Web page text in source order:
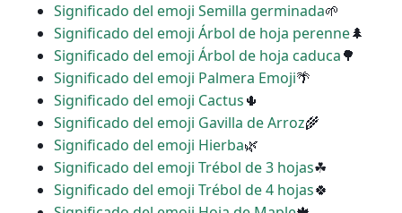
Significado del emoji Semilla germinada🌱
Significado del emoji Árbol de hoja perenne🌲
Significado del emoji Árbol de hoja caduca🌳
Significado del emoji Palmera Emoji🌴
Significado del emoji Cactus🌵
Significado del emoji Gavilla de Arroz🌾
Significado del emoji Hierba🌿
Significado del emoji Trébol de 3 hojas☘
Significado del emoji Trébol de 4 hojas🍀